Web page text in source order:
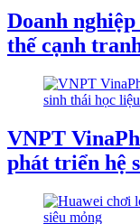
Doanh
thế cạnh
VNPT
phát triển hệ